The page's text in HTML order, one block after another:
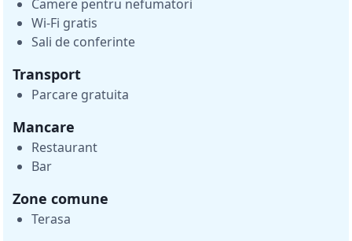
Camere pentru nefumatori
Wi-Fi gratis
Sali de conferinte
Transport
Parcare gratuita
Mancare
Restaurant
Bar
Zone comune
Terasa